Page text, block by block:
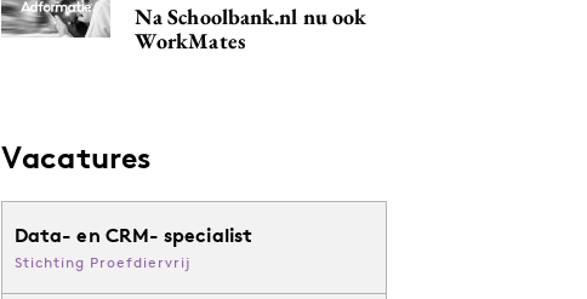
Na Schoolbank.nl nu ook
WorkMates
Vacatures
Data- en CRM- specialist
Stichting Proefdiervrij